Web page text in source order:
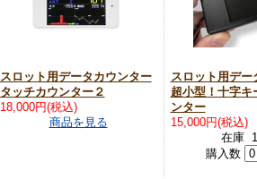
スロット用データカウンター
タッチカウンター２
18,000円(税込)
商品を見る
スロット用デー
超小型！十字キ
ンター
15,000円(税込)
在庫
購入数